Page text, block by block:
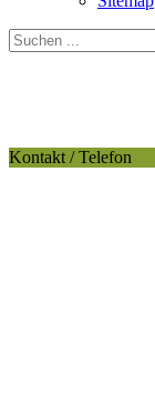
Kontakt / Telefon